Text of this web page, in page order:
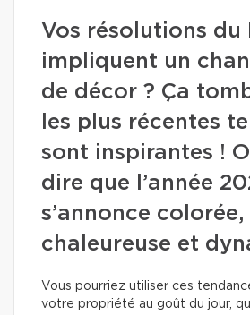
Vos résolutions du
impliquent un
de décor ? Ça
les plus récentes
sont inspirantes !
dire que l’année
s’annonce colorée,
chaleureuse et
Vous pourriez utiliser ces
votre propriété au goût du jour,